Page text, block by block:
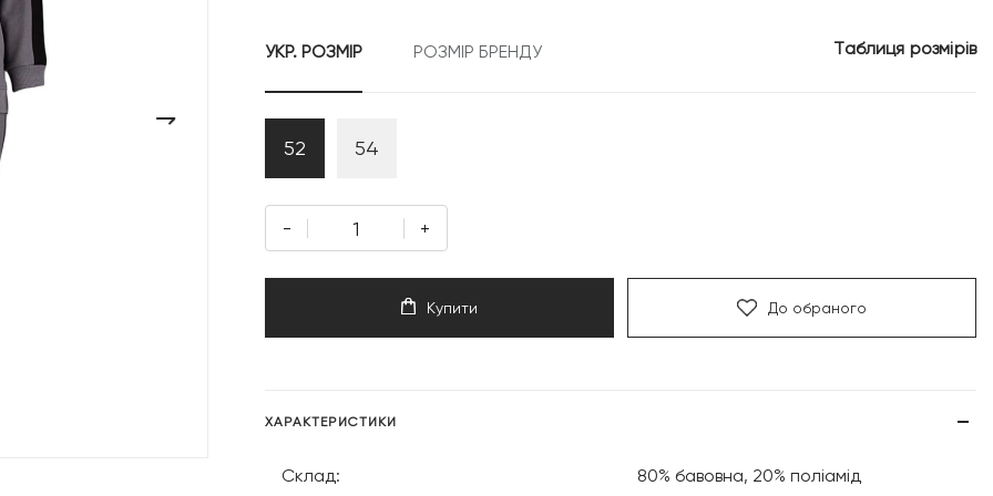
УКР. РОЗМІР РОЗМІР БРЕНДУ Таблиця розмірів
52 54
- +
Купити До обраного
ХАРАКТЕРИСТИКИ
Склад: 80% бавовна, 20% поліамід